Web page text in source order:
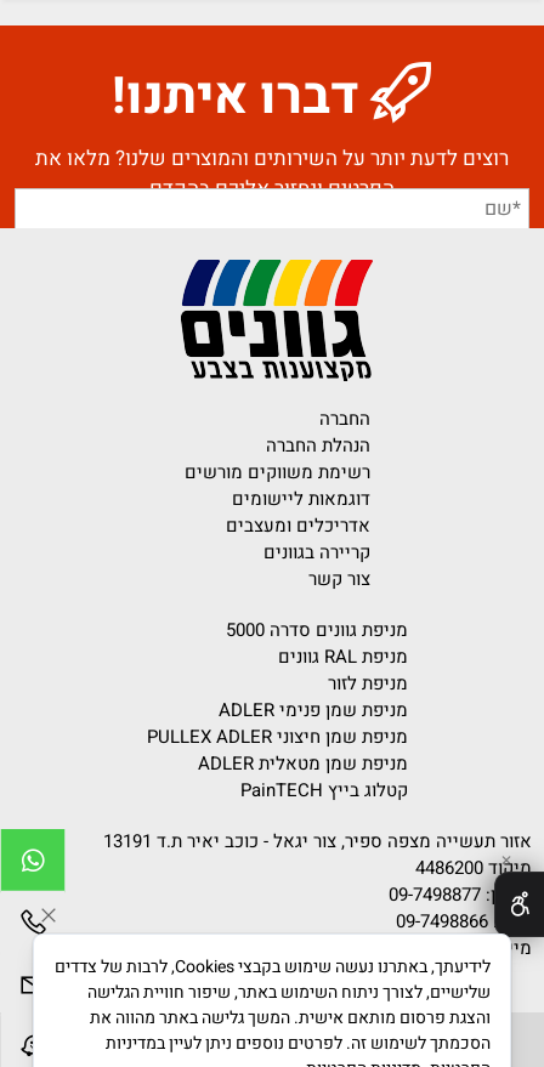
דברו איתנו!
רוצים לדעת יותר על השירותים והמוצרים שלנו? מלאו את
הפרטים ונחזור אליכם בהקדם
החברה
הנהלת החברה
רשימת משווקים מורשים
דוגמאות ליישומים
אדריכלים ומעצבים
קריירה בגוונים
צור קשר
מניפת גוונים סדרה 5000
מניפת RAL גוונים
מניפת לזור
מניפת שמן פנימי ADLER
מניפת שמן חיצוני PULLEX ADLER
מניפת שמן מטאלית ADLER
קטלוג בייץ PainTECH
אזור תעשייה מצפה ספיר, צור יגאל - כוכב יאיר ת.ד 13191
מיקוד 4486200
טלפון: 09-7498877
פקס: 09-7498866
מייל:
✕
לידיעתך, באתרנו נעשה שימוש בקבצי Cookies, לרבות של צדדים
שלישיים, לצורך ניתוח השימוש באתר, שיפור חוויית הגלישה
והצגת פרסום מותאם אישית. המשך גלישה באתר מהווה את
הסכמתך לשימוש זה. לפרטים נוספים ניתן לעיין במדיניות